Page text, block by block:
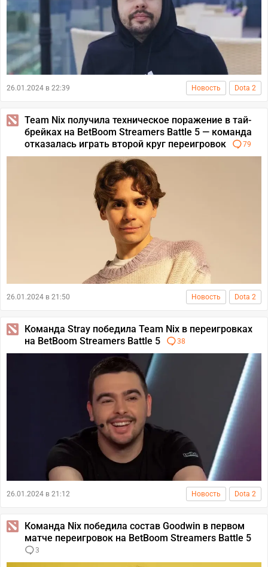
26.01.2024 в 22:39 Новость Dota 2
Team Nix получила техническое поражение в тай-
брейках на BetBoom Streamers Battle 5 — команда
отказалась играть второй круг переигровок
79
26.01.2024 в 21:50 Новость Dota 2
Команда Stray победила Team Nix в переигровках
на BetBoom Streamers Battle 5
38
26.01.2024 в 21:12 Новость Dota 2
Команда Nix победила состав Goodwin в первом
матче переигровок на BetBoom Streamers Battle 5
3